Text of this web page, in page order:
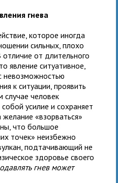
гнева
которое иногда
сильных, плохо
от длительного
явление ситуативное,
невозможностью
к ситуации, проявить
случае человек
усилие и сохраняет
«взорваться»
что большое
точек» неизбежно
подтачивающий не
здоровье своего
гнев может